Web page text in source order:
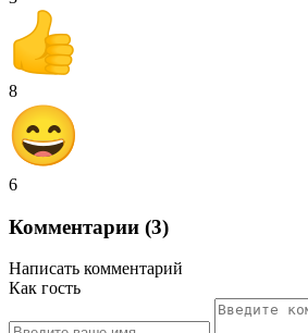
8
6
Комментарии (3)
Написать комментарий
Как гость